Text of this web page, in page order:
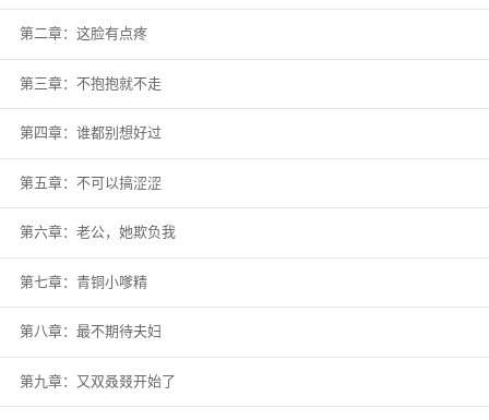
宋长夏受不了这种被当金丝雀养着的生活，忍痛把男人送的所有东西还回去，
第二章：这脸有点疼
第三章：不抱抱就不走
第四章：谁都别想好过
第五章：不可以搞涩涩
第六章：老公，她欺负我
第七章：青铜小嗲精
第八章：最不期待夫妇
第九章：又双叒叕开始了